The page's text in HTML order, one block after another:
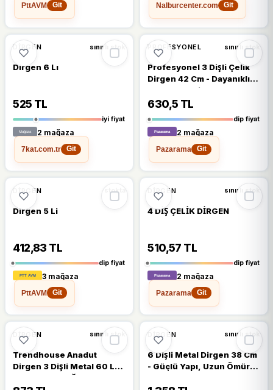
PttAVM
Git
Nalburcenter.com
Git
%34 DÜŞTÜ
DIRGEN sınırlı stok
Dirgen 6 Lı
525 TL
iyi fiyat
2 mağaza
7kat.com.tr
Git
%40 DÜŞTÜ
PROFESYONEL sınırlı stok
Profesyonel 3 Dişli Çelik
Dirgen 42 Cm - Dayanıklı
Ve Ergonomik Tasarım
630,5 TL
dip fiyat
2 mağaza
Pazarama
Git
%38 %38 DÜŞTÜ
DIRGEN stokta
Dirgen 5 Li
412,83 TL
dip fiyat
3 mağaza
PttAVM
Git
%27 %27 DÜŞTÜ
DIRGEN sınırlı stok
4 DİŞ ÇELİK DİRGEN
510,57 TL
dip fiyat
2 mağaza
Pazarama
Git
%21 %21 DÜŞTÜ
DIRGEN sınırlı stok
Trendhouse Anadut
Dirgen 3 Dişli Metal 60 Lık
50 Cm Uzunluğunda
%19
DIRGEN sınırlı stok
6 Dişli Metal Dirgen 38 Cm
- Güçlü Yapı, Uzun Ömürlü